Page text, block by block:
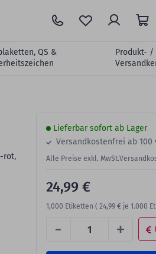
QS &
Produkt- /
rot,
Lieferbar sofort ab Lager
Versandkostenfrei ab 100
Alle Preise exkl. MwSt.
- +
24,99 €
1,000 Etiketten ( 24,99 € je 1.000